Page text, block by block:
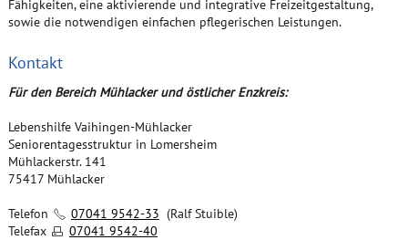
Fähigkeiten, eine aktivierende und integrative Freizeitgestaltung,
sowie die notwendigen einfachen pflegerischen Leistungen.
Kontakt
Für den Bereich Mühlacker und östlicher Enzkreis:
Lebenshilfe Vaihingen-Mühlacker
Seniorentagesstruktur in Lomersheim
Mühlackerstr. 141
75417 Mühlacker
Telefon 07041 9542-33 (Ralf Stuible)
Telefax
07041 9542-40